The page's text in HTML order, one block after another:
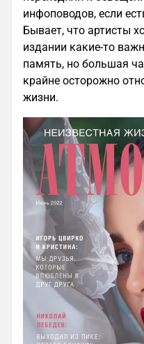
инфоповодов, если
Бывает, что артисты
издании какие-то
память, но большая
крайне осторожно
жизни.